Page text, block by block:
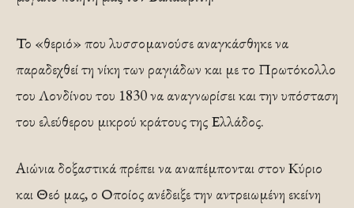
Το «θεριό» που λυσσομανούσε αναγκάσθηκε να
παραδεχθεί τη νίκη των ραγιάδων και με το Πρωτόκολλο
του Λονδίνου του 1830 να αναγνωρίσει και την υπόσταση
του ελεύθερου μικρού κράτους της Ελλάδος.
Αιώνια δοξαστικά πρέπει να αναπέμπονται στον Κύριο
και Θεό μας, ο Οποίος ανέδειξε την αντρειωμένη εκείνη